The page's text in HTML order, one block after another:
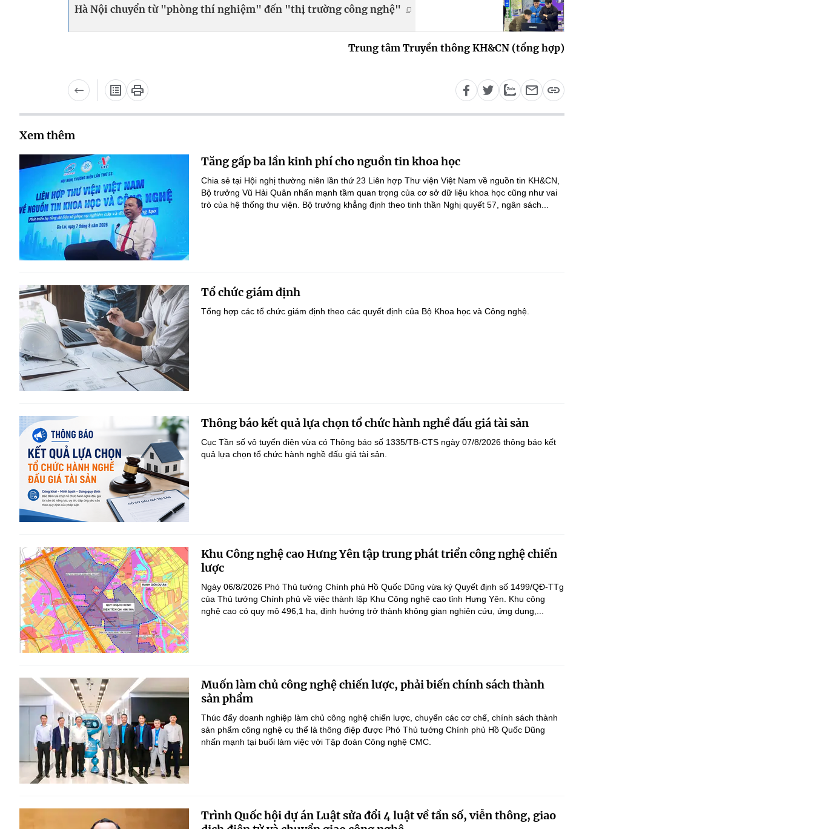
Hà Nội chuyển từ "phòng thí nghiệm" đến "thị trường công nghệ"
Trung tâm Truyền thông KH&CN (tổng hợp)
Xem thêm
Tăng gấp ba lần kinh phí cho nguồn tin khoa học
Chia sẻ tại Hội nghị thường niên lần thứ 23 Liên hợp Thư viện Việt Nam về nguồn tin KH&CN,
Bộ trưởng Vũ Hải Quân nhấn mạnh tầm quan trọng của cơ sở dữ liệu khoa học cũng như vai
trò của hệ thống thư viện. Bộ trưởng khẳng định theo tinh thần Nghị quyết 57, ngân sách...
Tổ chức giám định
Tổng hợp các tổ chức giám định theo các quyết định của Bộ Khoa học và Công nghệ.
Thông báo kết quả lựa chọn tổ chức hành nghề đấu giá tài sản
Cục Tần số vô tuyến điện vừa có Thông báo số 1335/TB-CTS ngày 07/8/2026 thông báo kết
quả lựa chọn tổ chức hành nghề đấu giá tài sản.
Khu Công nghệ cao Hưng Yên tập trung phát triển công nghệ chiến
lược
Ngày 06/8/2026 Phó Thủ tướng Chính phủ Hồ Quốc Dũng vừa ký Quyết định số 1499/QĐ-TTg
của Thủ tướng Chính phủ về việc thành lập Khu Công nghệ cao tỉnh Hưng Yên. Khu công
nghệ cao có quy mô 496,1 ha, định hướng trở thành không gian nghiên cứu, ứng dụng,...
Muốn làm chủ công nghệ chiến lược, phải biến chính sách thành
sản phẩm
Thúc đẩy doanh nghiệp làm chủ công nghệ chiến lược, chuyển các cơ chế, chính sách thành
sản phẩm công nghệ cụ thể là thông điệp được Phó Thủ tướng Chính phủ Hồ Quốc Dũng
nhấn mạnh tại buổi làm việc với Tập đoàn Công nghệ CMC.
Trình Quốc hội dự án Luật sửa đổi 4 luật về tần số, viễn thông, giao